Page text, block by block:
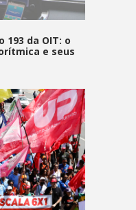
193 da OIT: o
e seus